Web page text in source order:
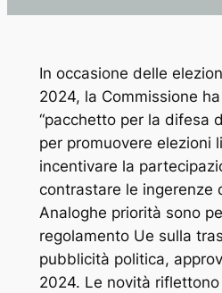
In occasione delle
2024, la Commissione
“pacchetto per la difesa
per promuovere elezioni
incentivare la
contrastare le ingerenze
Analoghe priorità sono
regolamento Ue sulla
pubblicità politica,
2024. Le novità